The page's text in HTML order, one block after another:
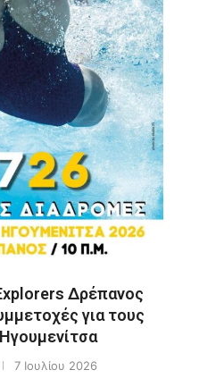
Δρέπανος
για τους
7 Ιουλίου 2026